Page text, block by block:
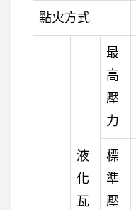
點火方式
液
化
瓦
最
高
壓
力
標
準
壓